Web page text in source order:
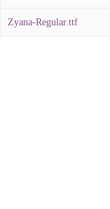
Zyana-Regular.ttf